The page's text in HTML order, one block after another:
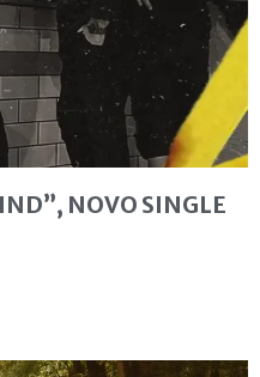
NOVO SINGLE